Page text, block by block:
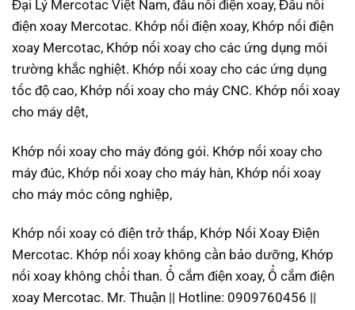
Đại Lý Mercotac Việt Nam, đầu nối điện xoay, Đầu nối
điện xoay Mercotac. Khớp nối điện xoay, Khớp nối điện
xoay Mercotac, Khớp nối xoay cho các ứng dụng môi
trường khắc nghiệt. Khớp nối xoay cho các ứng dụng
tốc độ cao, Khớp nối xoay cho máy CNC. Khớp nối xoay
cho máy dệt,
Khớp nối xoay cho máy đóng gói. Khớp nối xoay cho
máy đúc, Khớp nối xoay cho máy hàn, Khớp nối xoay
cho máy móc công nghiệp,
Khớp nối xoay có điện trở thấp, Khớp Nối Xoay Điện
Mercotac. Khớp nối xoay không cần bảo dưỡng, Khớp
nối xoay không chổi than. Ổ cắm điện xoay, Ổ cắm điện
xoay Mercotac. Mr. Thuận || Hotline: 0909760456 ||